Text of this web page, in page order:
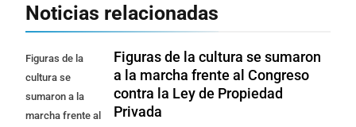
Noticias relacionadas
Figuras de la
cultura se
sumaron a la
marcha frente al
Figuras de la cultura se sumaron
a la marcha frente al Congreso
contra la Ley de Propiedad
Privada